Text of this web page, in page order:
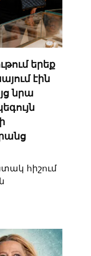
երեք
էին
նրա
հիշում